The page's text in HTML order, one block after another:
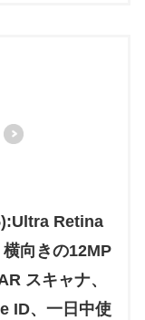
Retina
向きの12MP
スキャナ、
ID、一日中使